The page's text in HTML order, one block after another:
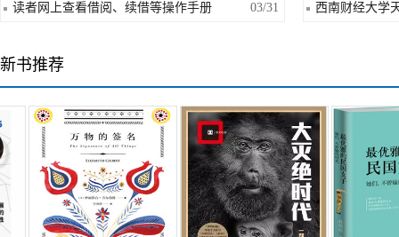
读者网上查看借阅、续借等操作手册 03/31 西南财经大学
新书推荐